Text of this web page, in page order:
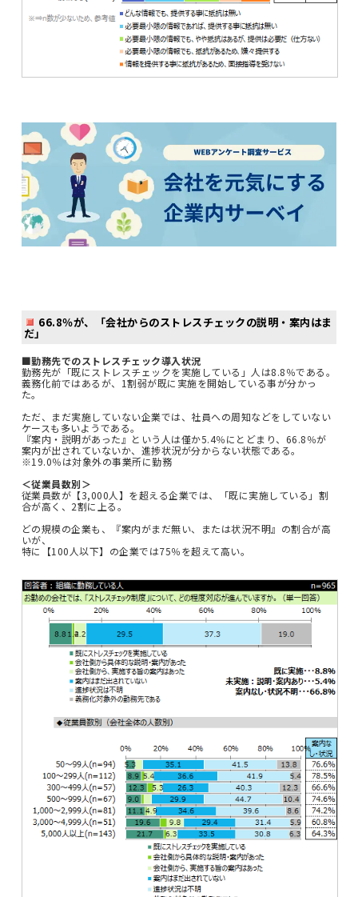
66.8％が、「会社からのストレスチェックの説明・案内はま
だ」
■勤務先でのストレスチェック導入状況
勤務先が「既にストレスチェックを実施している」人は8.8％である。
義務化前ではあるが、1割弱が既に実施を開始している事が分かっ
た。
ただ、まだ実施していない企業では、社員への周知などをしていない
ケースも多いようである。
『案内・説明があった』という人は僅か5.4％にとどまり、66.8％が
案内が出されていないか、進捗状況が分からない状態である。
※19.0％は対象外の事業所に勤務
＜従業員数別＞
従業員数が【3,000人】を超える企業では、「既に実施している」割
合が高く、2割に上る。
どの規模の企業も、『案内がまだ無い、または状況不明』の割合が高
いが、
特に【100人以下】の企業では75％を超えて高い。